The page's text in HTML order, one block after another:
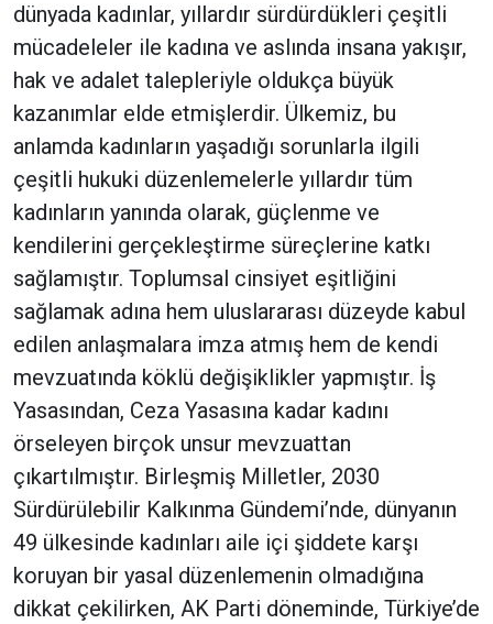
dünyada kadınlar, yıllardır sürdürdükleri çeşitli
mücadeleler ile kadına ve aslında insana yakışır,
hak ve adalet talepleriyle oldukça büyük
kazanımlar elde etmişlerdir. Ülkemiz, bu
anlamda kadınların yaşadığı sorunlarla ilgili
çeşitli hukuki düzenlemelerle yıllardır tüm
kadınların yanında olarak, güçlenme ve
kendilerini gerçekleştirme süreçlerine katkı
sağlamıştır. Toplumsal cinsiyet eşitliğini
sağlamak adına hem uluslararası düzeyde kabul
edilen anlaşmalara imza atmış hem de kendi
mevzuatında köklü değişiklikler yapmıştır. İş
Yasasından, Ceza Yasasına kadar kadını
örseleyen birçok unsur mevzuattan
çıkartılmıştır. Birleşmiş Milletler, 2030
Sürdürülebilir Kalkınma Gündemi’nde, dünyanın
49 ülkesinde kadınları aile içi şiddete karşı
koruyan bir yasal düzenlemenin olmadığına
dikkat çekilirken, AK Parti döneminde, Türkiye’de